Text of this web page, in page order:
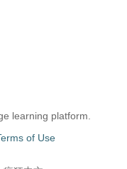
learning platform.
of Use